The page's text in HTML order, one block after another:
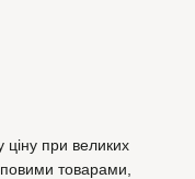
ціну при великих
товарами,